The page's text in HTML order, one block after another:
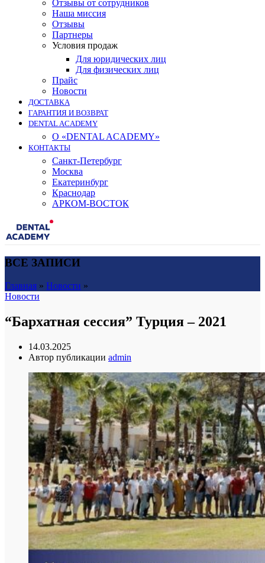
Отзывы от сотрудников
Наша миссия
Отзывы
Партнеры
Условия продаж
Для юридических лиц
Для физических лиц
Прайс
Новости
ДОСТАВКА
ГАРАНТИЯ И ВОЗВРАТ
DENTAL ACADEMY
О «DENTAL ACADEMY»
КОНТАКТЫ
Санкт-Петербург
Москва
Екатеринбург
Краснодар
АРКОМ-ВОСТОК
ВСЕ ЗАПИСИ
Главная » Новости »
Новости
“Бархатная сессия” Турция – 2021
14.03.2025
Автор публикации admin